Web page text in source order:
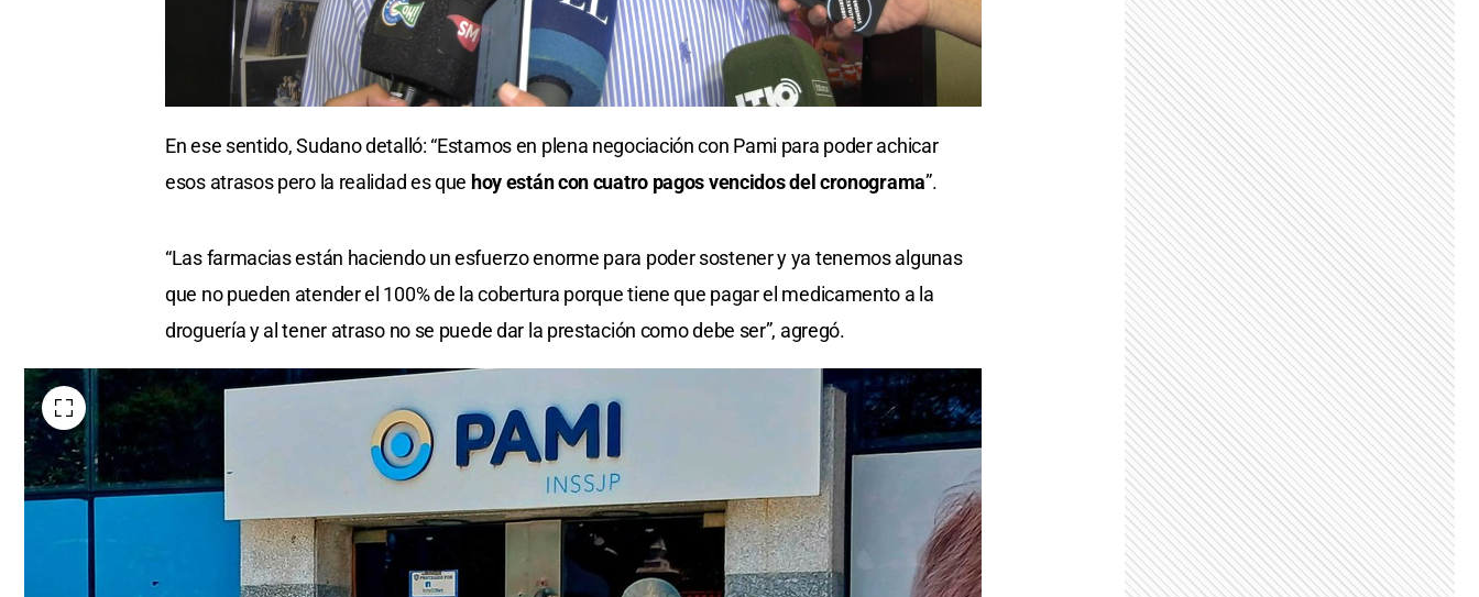
En ese sentido, Sudano detalló: “Estamos en plena negociación con Pami para poder achicar
esos atrasos pero la realidad es que hoy están con cuatro pagos vencidos del cronograma”.
“Las farmacias están haciendo un esfuerzo enorme para poder sostener y ya tenemos algunas
que no pueden atender el 100% de la cobertura porque tiene que pagar el medicamento a la
droguería y al tener atraso no se puede dar la prestación como debe ser”, agregó.